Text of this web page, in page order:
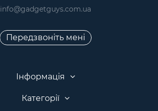
info@gadgetguys.com.ua
Передзвоніть мені
Інформація
Категорії